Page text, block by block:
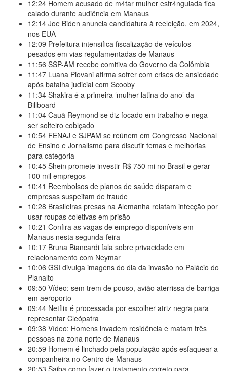
12:24 Homem acusado de m4tar mulher estr4ngulada fica
calado durante audiência em Manaus
12:14 Joe Biden anuncia candidatura à reeleição, em 2024,
nos EUA
12:09 Prefeitura intensifica fiscalização de veículos
pesados em vias regulamentadas de Manaus
11:56 SSP-AM recebe comitiva do Governo da Colômbia
11:47 Luana Piovani afirma sofrer com crises de ansiedade
após batalha judicial com Scooby
11:34 Shakira é a primeira ‘mulher latina do ano’ da
Billboard
11:04 Cauã Reymond se diz focado em trabalho e nega
ser solteiro cobiçado
10:54 FENAJ e SJPAM se reúnem em Congresso Nacional
de Ensino e Jornalismo para discutir temas e melhorias
para categoria
10:45 Shein promete investir R$ 750 mi no Brasil e gerar
100 mil empregos
10:41 Reembolsos de planos de saúde disparam e
empresas suspeitam de fraude
10:28 Brasileiras presas na Alemanha relatam infecção por
usar roupas coletivas em prisão
10:21 Confira as vagas de emprego disponíveis em
Manaus nesta segunda-feira
10:17 Bruna Biancardi fala sobre privacidade em
relacionamento com Neymar
10:06 GSI divulga imagens do dia da invasão no Palácio do
Planalto
09:50 Vídeo: sem trem de pouso, avião aterrissa de barriga
em aeroporto
09:44 Netflix é processada por escolher atriz negra para
representar Cleópatra
09:38 Vídeo: Homens invadem residência e matam três
pessoas na zona norte de Manaus
20:59 Homem é linchado pela população após esfaquear a
companheira no Centro de Manaus
20:53 Saiba como fazer o tratamento correto para